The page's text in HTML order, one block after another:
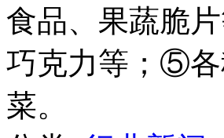
食品、果蔬脆
巧克力等；⑤
菜。